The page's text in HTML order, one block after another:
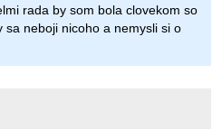
rada by som bola clovekom so
neboji nicoho a nemysli si o